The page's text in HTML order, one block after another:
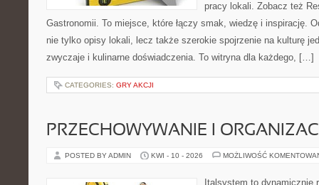
pracy lokali. Zobacz też
Gastronomii. To miejsce, które łączy smak, wiedzę i inspirację.
nie tylko opisy lokali, lecz także szerokie spojrzenie na kulturę
zwyczaje i kulinarne doświadczenia. To witryna dla każdego, […]
CATEGORIES: GRY AKCJI
PRZECHOWYWANIE I
POSTED BY ADMIN KWI - 10 - 2026 MOŻLIWOŚĆ
Italsystem to dynamicznie